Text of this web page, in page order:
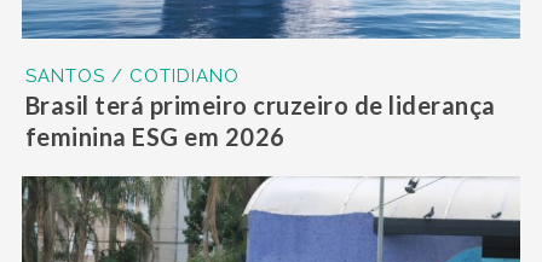
SANTOS / COTIDIANO
Brasil terá primeiro cruzeiro de liderança
feminina ESG em 2026